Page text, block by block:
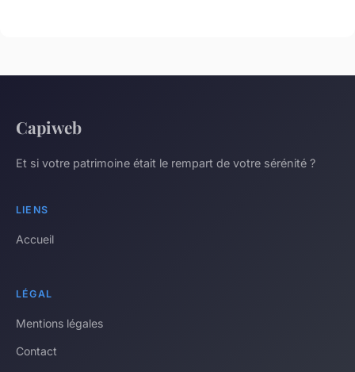
Capiweb
Et si votre patrimoine était le rempart de votre sérénité ?
LIENS
Accueil
LÉGAL
Mentions légales
Contact